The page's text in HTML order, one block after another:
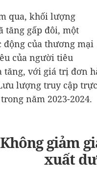
qua, khối lượng
tăng gấp đôi, một
động của thương mại
của người tiêu
tăng, với giá trị đơn
lượng truy cập
năm 2023-2024.
Không giảm
xuất